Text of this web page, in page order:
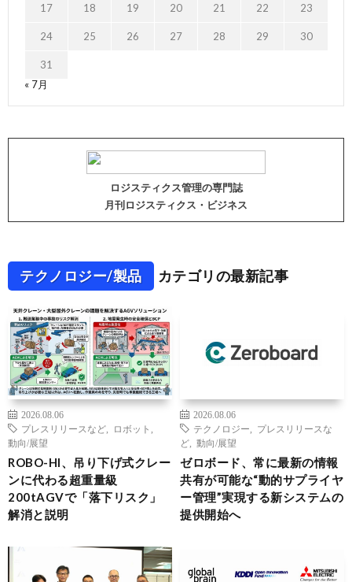
17 18 19 20 21 22 23
24 25 26 27 28 29 30
31
« 7月
ロジスティクス管理の専門誌
月刊ロジスティクス・ビジネス
テクノロジー/製品 カテゴリの最新記事
2026.08.06
プレスリリースなど
ロボット
動向/展望
ROBO-HI、吊り下げ式クレー
ンに代わる超重量級
200tAGVで「落下リスク」
解消と説明
2026.08.06
テクノロジー
プレスリリースな
ど
動向/展望
ゼロボード、常に最新の情報
共有が可能な“動的サプライヤ
ー管理”実現する新システムの
提供開始へ